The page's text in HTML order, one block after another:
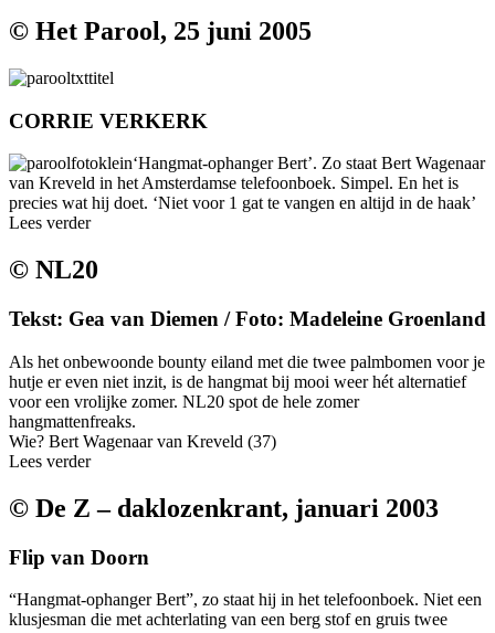
© Het Parool, 25 juni 2005
CORRIE VERKERK
‘Hangmat-ophanger Bert’. Zo staat Bert Wagenaar
van Kreveld in het Amsterdamse telefoonboek. Simpel. En het is
precies wat hij doet. ‘Niet voor 1 gat te vangen en altijd in de haak’
Lees verder
© NL20
Tekst: Gea van Diemen / Foto: Madeleine Groenland
Als het onbewoonde bounty eiland met die twee palmbomen voor je
hutje er even niet inzit, is de hangmat bij mooi weer hét alternatief
voor een vrolijke zomer. NL20 spot de hele zomer
hangmattenfreaks.
Wie? Bert Wagenaar van Kreveld (37)
Lees verder
© De Z – daklozenkrant, januari 2003
Flip van Doorn
“Hangmat-ophanger Bert”, zo staat hij in het telefoonboek. Niet een
klusjesman die met achterlating van een berg stof en gruis twee